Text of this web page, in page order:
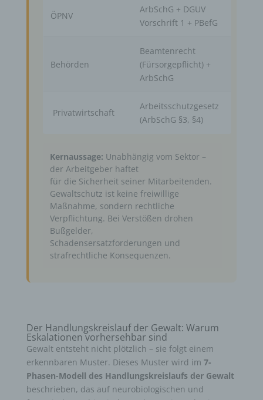
ÖPNV
ArbSchG + DGUV
Vorschrift 1 + PBefG
Behörden
Beamtenrecht
(Fürsorgepflicht) +
ArbSchG
Privatwirtschaft
Arbeitsschutzgesetz
(ArbSchG §3, §4)
Kernaussage: Unabhängig vom Sektor –
der Arbeitgeber haftet
für die Sicherheit seiner Mitarbeitenden.
Gewaltschutz ist keine freiwillige
Maßnahme, sondern rechtliche
Verpflichtung. Bei Verstößen drohen
Bußgelder,
Schadensersatzforderungen und
strafrechtliche Konsequenzen.
Der Handlungskreislauf der Gewalt: Warum
Eskalationen vorhersehbar sind
Gewalt entsteht nicht plötzlich – sie folgt einem
erkennbaren Muster. Dieses Muster wird im 7-
Phasen-Modell des Handlungskreislaufs der Gewalt
beschrieben, das auf neurobiologischen und